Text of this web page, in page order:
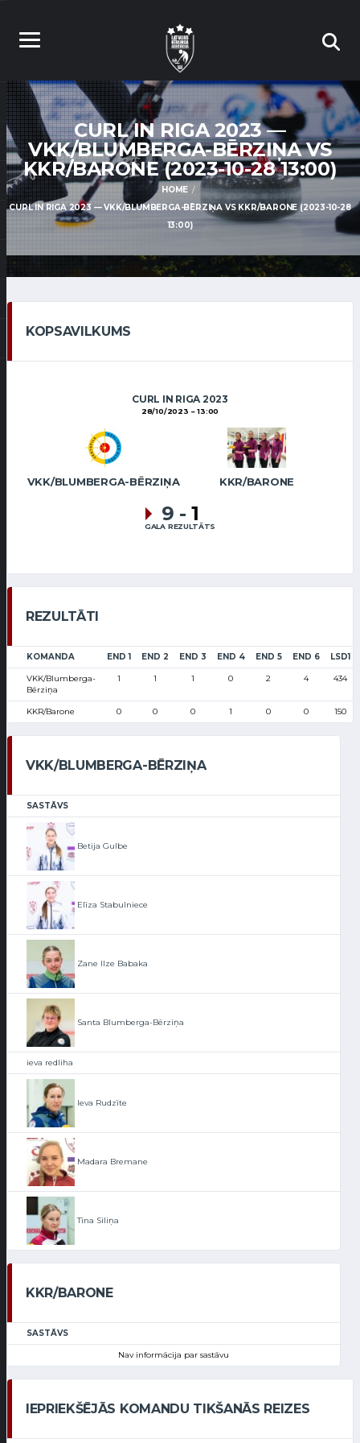
CURL IN RIGA 2023 —
VKK/BLUMBERGA-BĒRZIŅA VS
KKR/BARONE (2023-10-28 13:00)
HOME
CURL IN RIGA 2023 — VKK/BLUMBERGA-BĒRZIŅA VS KKR/BARONE (2023-10-28
13:00)
KOPSAVILKUMS
CURL IN RIGA 2023
28/10/2023 13:00
VKK/BLUMBERGA-BĒRZIŅA KKR/BARONE
9 - 1
GALA REZULTĀTS
REZULTĀTI
KOMANDA END 1 END 2 END 3 END 4 END 5 END 6 LSD1
VKK/Blumberga-
Bērziņa
1 1 1 0 2 4 434
KKR/Barone 0 0 0 1 0 0 150
VKK/BLUMBERGA-BĒRZIŅA
SASTĀVS
Betija Gulbe
Elīza Stabulniece
Zane Ilze Babaka
Santa Blumberga-Bērziņa
ieva redliha
Ieva Rudzīte
Madara Bremane
Tīna Siliņa
KKR/BARONE
SASTĀVS
Nav informācija par sastāvu
IEPRIEKŠĒJĀS KOMANDU TIKŠANĀS REIZES